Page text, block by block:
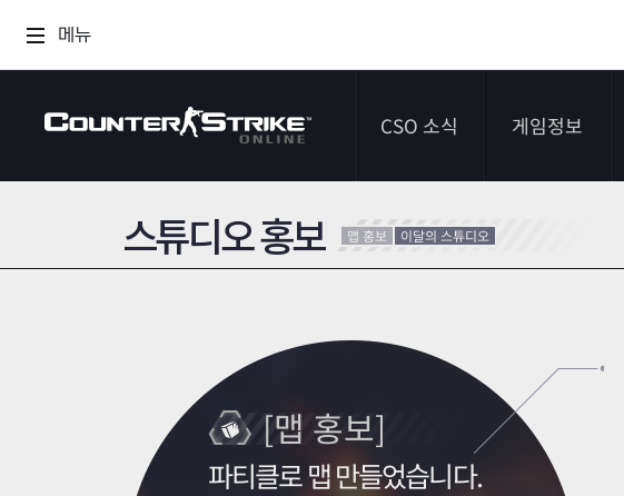
메뉴
CSO 소식
공지사항
게임정보
레벨
NEXON NOW
추가 정보
스튜디오 홍보 맵 홍보 이달의 스튜디오
[맵 홍보]
파티클로 맵 만들었습니다.